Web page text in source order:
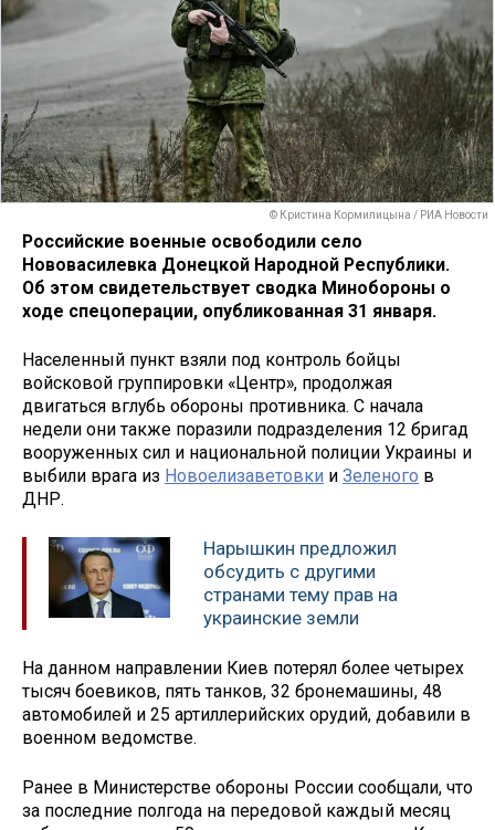
© Кристина Кормилицына / РИА Новости
Российские военные освободили село
Нововасилевка Донецкой Народной Республики.
Об этом свидетельствует сводка Минобороны о
ходе спецоперации, опубликованная 31 января.
Населенный пункт взяли под контроль бойцы
войсковой группировки «Центр», продолжая
двигаться вглубь обороны противника. С начала
недели они также поразили подразделения 12 бригад
вооруженных сил и национальной полиции Украины и
выбили врага из Новоелизаветовки и Зеленого в
ДНР.
Нарышкин предложил
обсудить с другими
странами тему прав на
украинские земли
На данном направлении Киев потерял более четырех
тысяч боевиков, пять танков, 32 бронемашины, 48
автомобилей и 25 артиллерийских орудий, добавили в
военном ведомстве.
Ранее в Министерстве обороны России сообщали, что
за последние полгода на передовой каждый месяц